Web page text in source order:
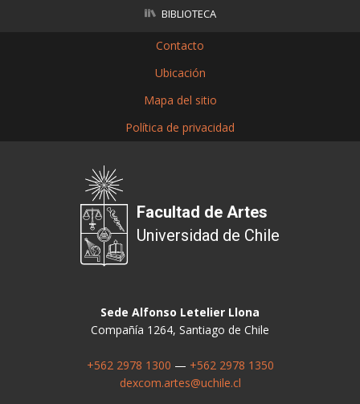
BIBLIOTECA
Contacto
Ubicación
Mapa del sitio
Política de privacidad
Facultad de Artes
Universidad de Chile
Sede Alfonso Letelier Llona
Compañía 1264, Santiago de Chile
+562 2978 1300 — +562 2978 1350
dexcom.artes@uchile.cl